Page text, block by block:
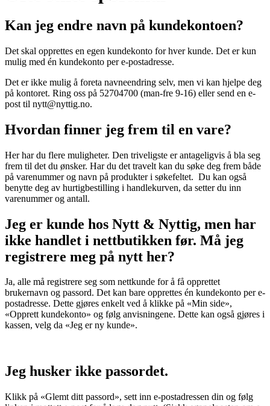
Kan jeg endre navn på kundekontoen?
Det skal opprettes en egen kundekonto for hver kunde. Det er kun
mulig med én kundekonto per e-postadresse.
Det er ikke mulig å foreta navneendring selv, men vi kan hjelpe deg
på kontoret. Ring oss på 52704700 (man-fre 9-16) eller send en e-
post til nytt@nyttig.no.
Hvordan finner jeg frem til en vare?
Her har du flere muligheter. Den triveligste er antageligvis å bla seg
frem til det du ønsker. Har du det travelt kan du søke deg frem både
på varenummer og navn på produkter i søkefeltet. Du kan også
benytte deg av hurtigbestilling i handlekurven, da setter du inn
varenummer og antall.
Jeg er kunde hos Nytt & Nyttig, men har
ikke handlet i nettbutikken før. Må jeg
registrere meg på nytt her?
Ja, alle må registrere seg som nettkunde for å få opprettet
brukernavn og passord. Det kan bare opprettes én kundekonto per e-
postadresse. Dette gjøres enkelt ved å klikke på «Min side»,
«Opprett kundekonto» og følg anvisningene. Dette kan også gjøres i
kassen, velg da «Jeg er ny kunde».
Jeg husker ikke passordet.
Klikk på «Glemt ditt passord», sett inn e-postadressen din og følg